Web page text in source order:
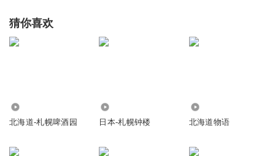
猜你喜欢
北海道-札幌啤酒园 日本-札幌钟楼 北海道物语